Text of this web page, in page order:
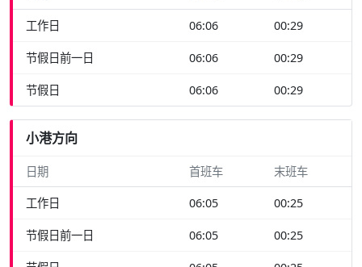
工作日 06:06 00:29
节假日前一日 06:06 00:29
节假日 06:06 00:29
小港方向
日期 首班车 末班车
工作日 06:05 00:25
节假日前一日 06:05 00:25